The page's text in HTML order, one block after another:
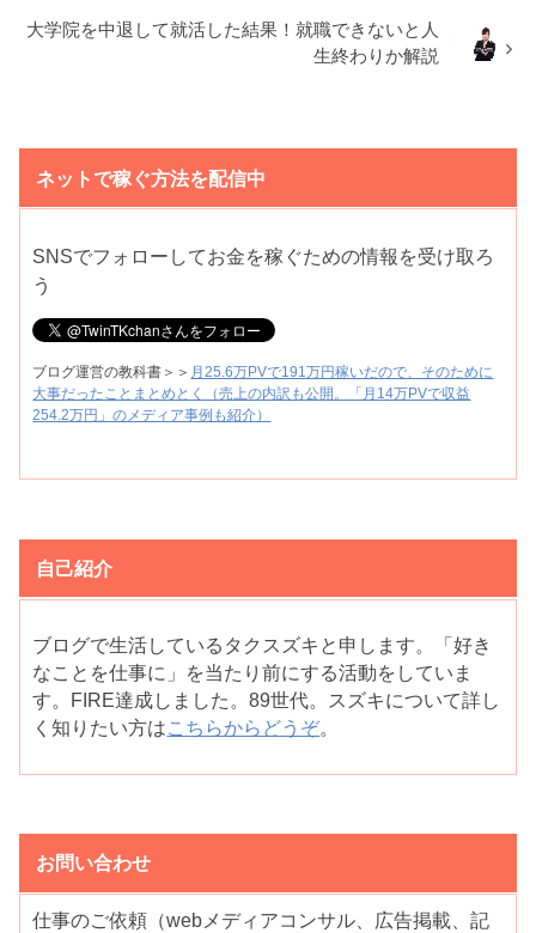
大学院を中退して就活した結果！就職できないと人
生終わりか解説
ネットで稼ぐ方法を配信中
SNSでフォローしてお金を稼ぐための情報を受け取ろ
う
ブログ運営の教科書＞＞ 月25.6万PVで191万円稼いだので、そのために
大事だったことまとめとく（売上の内訳も公開。「月14万PVで収益
254.2万円」のメディア事例も紹介）
自己紹介
ブログで生活しているタクスズキと申します。「好き
なことを仕事に」を当たり前にする活動をしていま
す。FIRE達成しました。89世代。スズキについて詳し
く知りたい方はこちらからどうぞ。
お問い合わせ
仕事のご依頼（webメディアコンサル、広告掲載、記